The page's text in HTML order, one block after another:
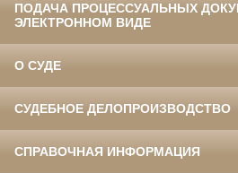
ПОДАЧА ПРОЦЕССУАЛЬНЫХ
ЭЛЕКТРОННОМ ВИДЕ
О СУДЕ
СУДЕБНОЕ ДЕЛОПРОИЗВОДСТВО
СПРАВОЧНАЯ ИНФОРМАЦИЯ